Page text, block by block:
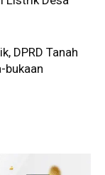
DPRD Tanah
bukaan